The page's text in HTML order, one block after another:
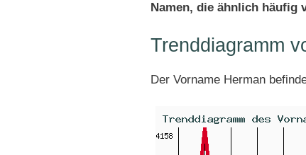
Namen, die ähnlich häufig
Trenddiagramm
Der Vorname Herman